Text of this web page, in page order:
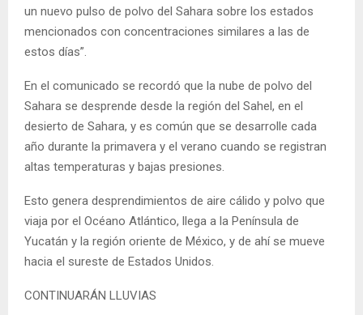
un nuevo pulso de polvo del Sahara sobre los estados
mencionados con concentraciones similares a las de
estos días”.
En el comunicado se recordó que la nube de polvo del
Sahara se desprende desde la región del Sahel, en el
desierto de Sahara, y es común que se desarrolle cada
año durante la primavera y el verano cuando se registran
altas temperaturas y bajas presiones.
Esto genera desprendimientos de aire cálido y polvo que
viaja por el Océano Atlántico, llega a la Península de
Yucatán y la región oriente de México, y de ahí se mueve
hacia el sureste de Estados Unidos.
CONTINUARÁN LLUVIAS